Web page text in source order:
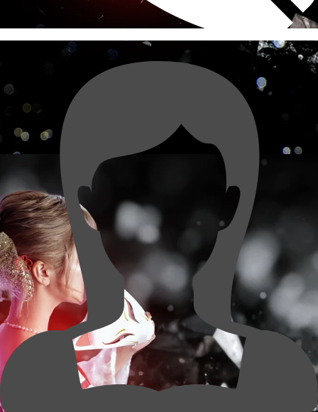
求人もコチラへお電話ください!
088-622-1883